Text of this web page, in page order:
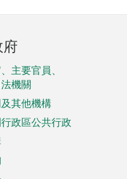
主要官員、
機關
其他機構
政區公共行政